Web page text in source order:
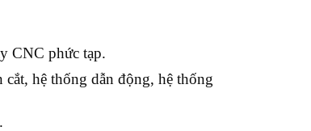
CNC phức tạp.
hệ thống dẫn động, hệ thống